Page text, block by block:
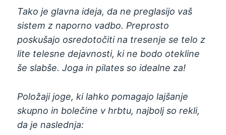
Tako je glavna ideja, da ne preglasijo vaš
sistem z naporno vadbo. Preprosto
poskušajo osredotočiti na tresenje se telo z
lite telesne dejavnosti, ki ne bodo otekline
še slabše. Joga in pilates so idealne za!
Položaji joge, ki lahko pomagajo lajšanje
skupno in bolečine v hrbtu, najbolj so rekli,
da je naslednja: